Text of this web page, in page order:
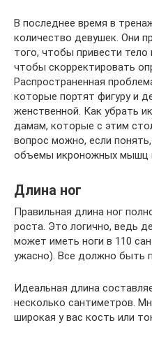
В последнее время в
количество девушек. Они
того, чтобы привести
чтобы скорректировать
Распространенная
которые портят фигуру и
женственной. Как убрать
дамам, которые с этим
вопрос можно, если
объемы икроножных мышц
Длина ног
Правильная длина ног
роста. Это логично, ведь
может иметь ноги в 110
ужасно). Все должно быть
Идеальная длина
несколько сантиметров.
широкая у вас кость или